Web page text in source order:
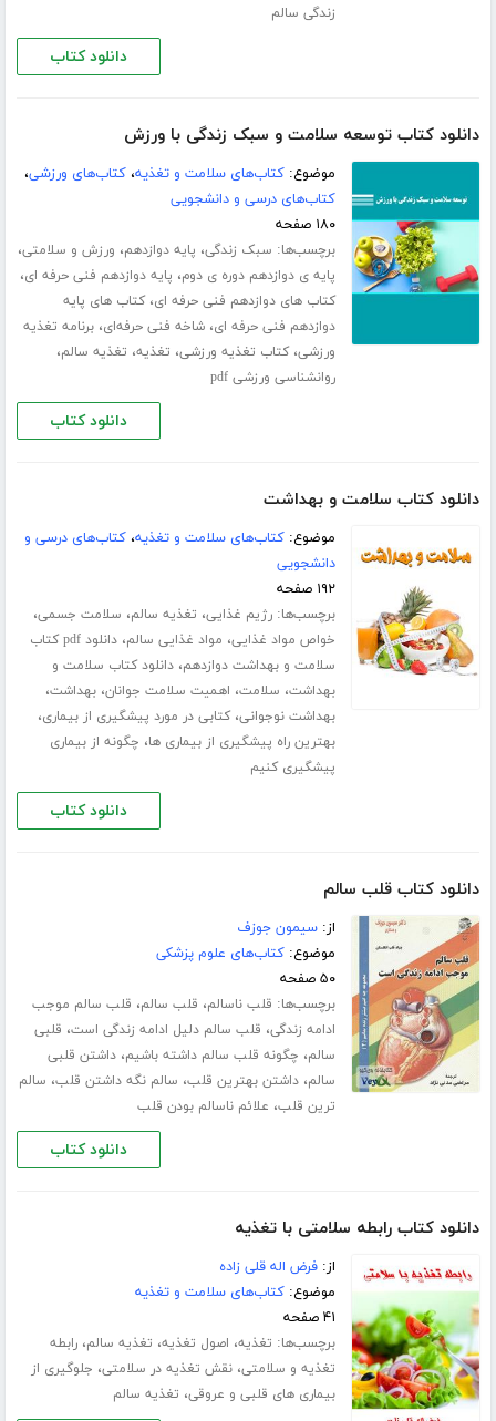
زندگی سالم
دانلود کتاب
دانلود کتاب توسعه سلامت و سبک زندگی با ورزش
موضوع:کتاب‌های سلامت و تغذیه،کتاب‌های ورزشی،
کتاب‌های درسی و دانشجویی
۱۸۰ صفحه
برچسب‌ها: سبک زندگی، پایه دوازدهم، ورزش و سلامتی،
پایه ی دوازدهم دوره ی دوم، پایه دوازدهم فنی حرفه ای،
کتاب های دوازدهم فنی حرفه ای،کتاب های پایه
دوازدهم فنی حرفه ای،شاخه فنی حرفه‌ای،برنامه تغذیه
ورزشی،کتاب تغذیه ورزشی، تغذیه، تغذیه سالم،
روانشناسی ورزشی pdf
دانلود کتاب
دانلود کتاب سلامت و بهداشت
موضوع:کتاب‌های سلامت و تغذیه،کتاب‌های درسی و
دانشجویی
۱۹۲ صفحه
برچسب‌ها:رژیم غذایی، تغذیه سالم، سلامت جسمی،
خواص مواد غذایی، مواد غذایی سالم،
دانلود pdf کتاب
سلامت و بهداشت دوازدهم،دانلود کتاب سلامت و
بهداشت، سلامت، اهمیت سلامت جوانان،بهداشت،
بهداشت نوجوانی،کتابی در مورد پیشگیری از بیماری،
بهترین راه پیشگیری از بیماری ها، چگونه از بیماری
پیشگیری کنیم
دانلود کتاب
دانلود کتاب قلب سالم
از:سیمون جوزف
موضوع:کتاب‌های علوم پزشکی
۵۰ صفحه
برچسب‌ها: قلب ناسالم، قلب سالم، قلب سالم موجب
ادامه زندگی، قلب سالم دلیل ادامه زندگی است، قلبی
سالم، چگونه قلب سالم داشته باشیم،داشتن قلبی
سالم،داشتن بهترین قلب، سالم نگه داشتن قلب، سالم
ترین قلب، علائم ناسالم بودن قلب
دانلود کتاب
دانلود کتاب رابطه سلامتی با تغذیه
از:فرض اله قلی زاده
موضوع:کتاب‌های سلامت و تغذیه
۴۱ صفحه
برچسب‌ها: تغذیه، اصول تغذیه، تغذیه سالم،رابطه
تغذیه و سلامتی،نقش تغذیه در سلامتی، جلوگیری از
بیماری های قلبی و عروقی، تغذیه سالم